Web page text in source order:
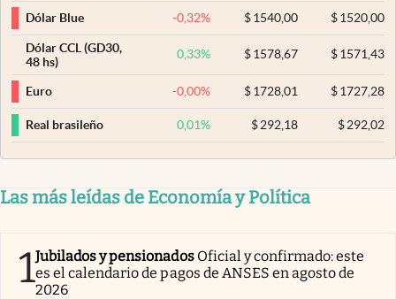
Dólar Blue -0,32% $ 1540,00 $1520,00
Dólar CCL (GD30,
48 hs)
0,33% $ 1578,67 $1571,43
Euro -0,00% $ 1728,01 $1727,28
Real brasileño 0,01% $ 292,18 $292,02
Las más leídas de Economía y Política
1Jubilados y pensionados Oficial y confirmado: este
es el calendario de pagos de ANSES en agosto de
2026